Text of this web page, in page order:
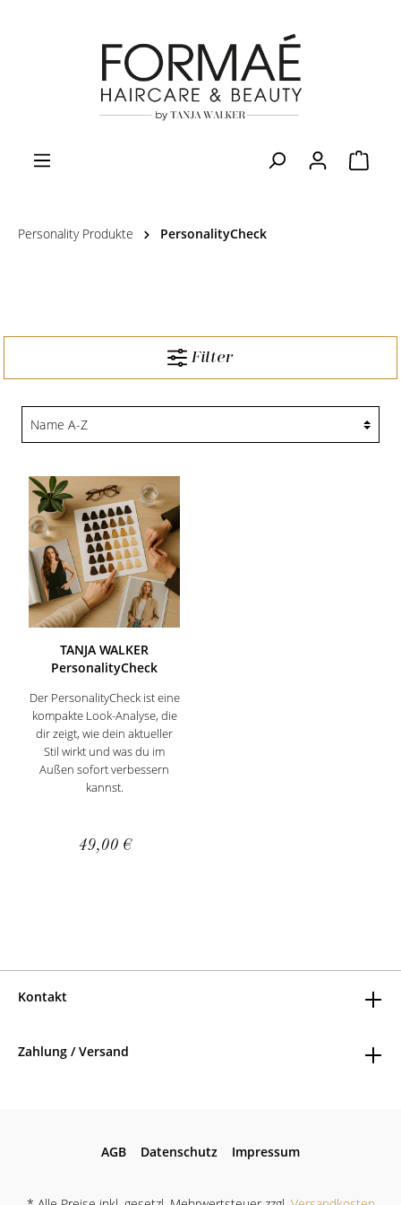
Personality Produkte PersonalityCheck
Filter
TANJA WALKER
PersonalityCheck
Der PersonalityCheck ist eine
kompakte Look-Analyse, die
dir zeigt, wie dein aktueller
Stil wirkt und was du im
Außen sofort verbessern
kannst.
49,00 €
Kontakt
Zahlung / Versand
AGB Datenschutz Impressum